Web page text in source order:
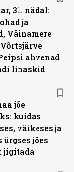
31. nädal:
ja
Väinamere
ahvenad
linaskid
jõe
kuidas
väikeses ja
ürgses jões
jigitada